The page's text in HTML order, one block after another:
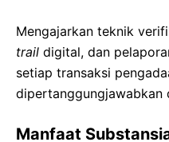
Mengajarkan teknik
trail digital, dan
setiap transaksi
dipertanggungjawabkan
Manfaat